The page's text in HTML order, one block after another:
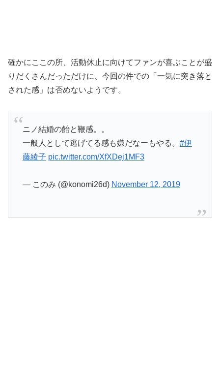
確かにここの所、活動休止に向けてファンが喜ぶことが盛
りだくさんだっただけに、今回の件での「一気に突き落と
された感」は否めないようです。
ニノ結婚の飴と鞭感。。
一般人として逃げてる感も嫌だなーもやる。 #伊
藤綾子 pic.twitter.com/XfXDej1MF3
— このみ (@konomi26d) November 12, 2019